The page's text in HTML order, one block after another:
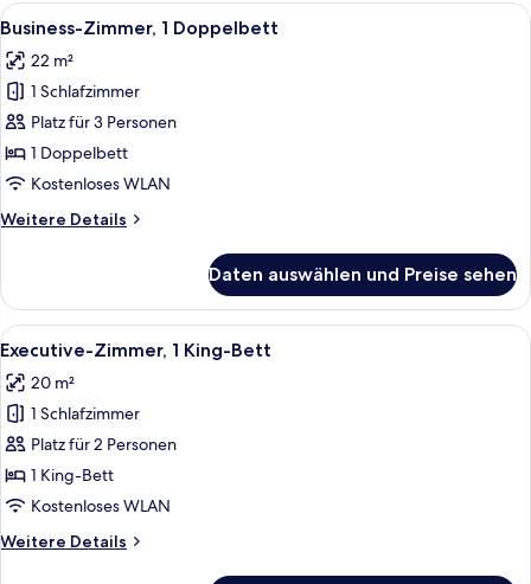
Doppelbett
Alle
Fotos
für
Business-
Zimmer,
1
Doppelbett
Ein Hotelzimmer mit Bett,
10
Business-Zimmer, 1 Doppelbett
22 m²
1 Schlafzimmer
Platz für 3 Personen
1 Doppelbett
Kostenloses WLAN
Weitere Details
Weitere
Zimmer,
Doppelbett
Daten auswählen und Preise sehen
Alle
Fotos
für
Executive-
Zimmer,
1 King-
Bett
Ein Hotelzimmer mit einem großen
14
Executive-Zimmer, 1 King-Bett
20 m²
1 Schlafzimmer
Platz für 2 Personen
1 King-Bett
Kostenloses WLAN
Weitere Details
Weitere